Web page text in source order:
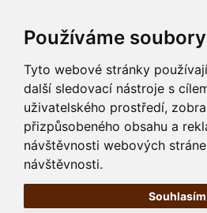
Používáme
Tyto webové stránky
další sledovací nástroje s
uživatelského prostředí,
přizpůsobeného obsahu a
návštěvnosti webových
návštěvnosti.
Souhlasím